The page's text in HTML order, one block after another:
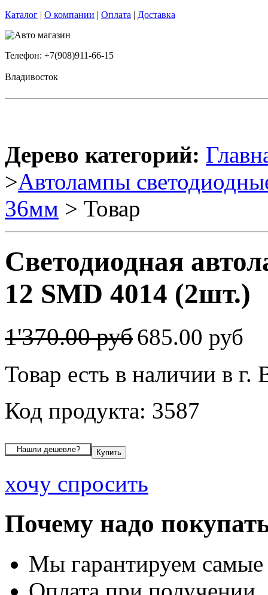
Каталог | О компании | Оплата | Доставка
Телефон: +7(908)911-66-15
Владивосток
Дерево категорий:
>Автолампы
36мм > Товар
Светодиодная
12 SMD 4014 (2шт.)
1'370.00 руб685.00 руб
Товар есть в наличии в г.
Код продукта: 3587
хочу спросить
Почему надо
Мы гарантируем